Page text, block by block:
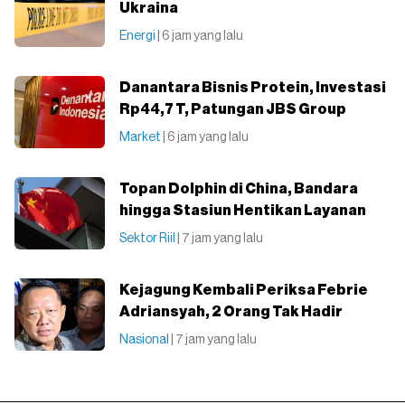
Ukraina
Energi | 6 jam yang lalu
Danantara Bisnis Protein, Investasi
Rp44,7 T, Patungan JBS Group
Market | 6 jam yang lalu
Topan Dolphin di China, Bandara
hingga Stasiun Hentikan Layanan
Sektor Riil | 7 jam yang lalu
Kejagung Kembali Periksa Febrie
Adriansyah, 2 Orang Tak Hadir
Nasional | 7 jam yang lalu